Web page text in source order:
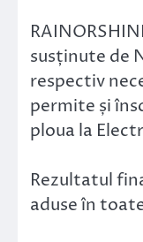
susținute de
respectiv
permite și
ploua la
Rezultatul
aduse în